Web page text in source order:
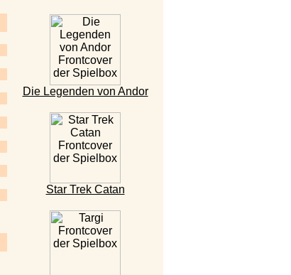
Die Legenden von Andor
Star Trek Catan